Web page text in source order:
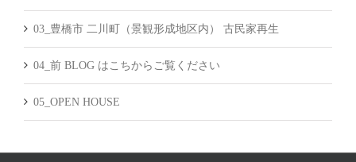
03_豊橋市 二川町（景観形成地区内） 古民家再生
04_前 BLOG はこちからご覧ください
05_OPEN HOUSE